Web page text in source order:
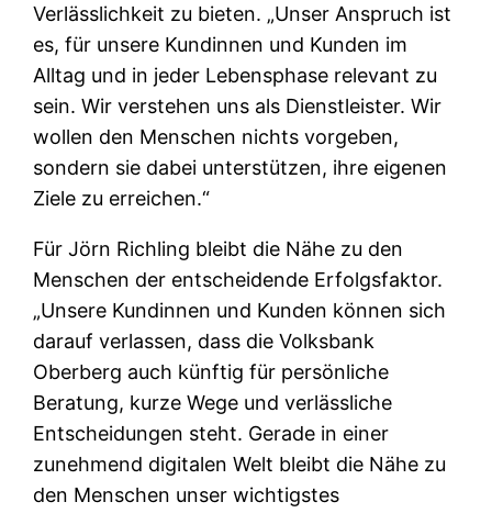
Verlässlichkeit zu bieten. „Unser Anspruch ist
es, für unsere Kundinnen und Kunden im
Alltag und in jeder Lebensphase relevant zu
sein. Wir verstehen uns als Dienstleister. Wir
wollen den Menschen nichts vorgeben,
sondern sie dabei unterstützen, ihre eigenen
Ziele zu erreichen.“
Für Jörn Richling bleibt die Nähe zu den
Menschen der entscheidende Erfolgsfaktor.
„Unsere Kundinnen und Kunden können sich
darauf verlassen, dass die Volksbank
Oberberg auch künftig für persönliche
Beratung, kurze Wege und verlässliche
Entscheidungen steht. Gerade in einer
zunehmend digitalen Welt bleibt die Nähe zu
den Menschen unser wichtigstes